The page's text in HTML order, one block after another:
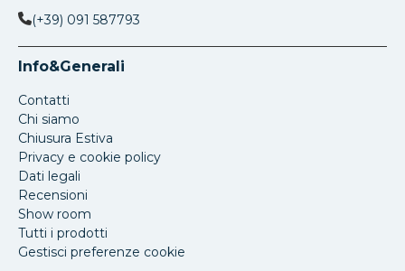
(+39) 091 587793
Info&Generali
Contatti
Chi siamo
Chiusura Estiva
Privacy e cookie policy
Dati legali
Recensioni
Show room
Tutti i prodotti
Gestisci preferenze cookie